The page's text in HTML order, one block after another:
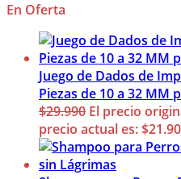
En Oferta
Juego de Dados de
Piezas de 10 a 32 MM
$29.990 El precio
precio actual es: